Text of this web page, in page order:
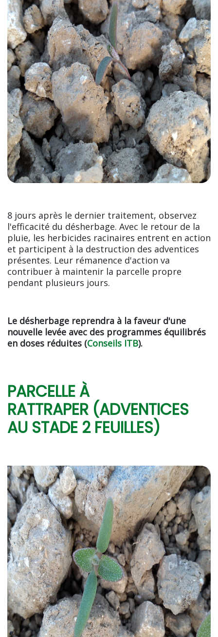
8 jours après le dernier traitement, observez
l'efficacité du désherbage. Avec le retour de la
pluie, les herbicides racinaires entrent en action
et participent à la destruction des adventices
présentes. Leur rémanence d'action va
contribuer à maintenir la parcelle propre
pendant plusieurs jours.
Le désherbage reprendra à la faveur d'une
nouvelle levée avec des programmes équilibrés
en doses réduites (Conseils ITB).
PARCELLE À
RATTRAPER (ADVENTICES
AU STADE 2 FEUILLES)